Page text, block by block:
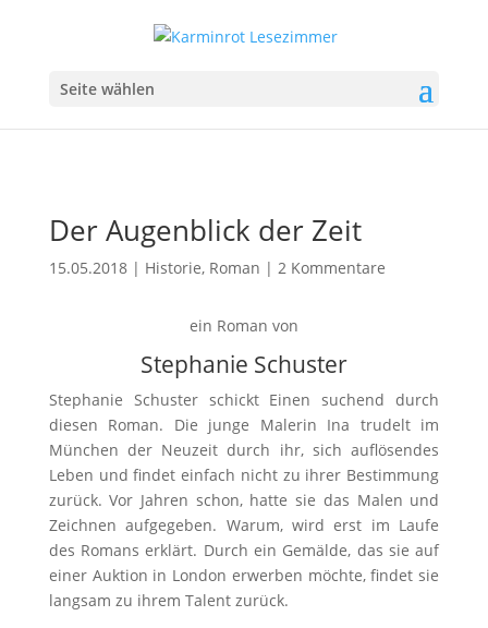
Seite wählen
Der Augenblick der Zeit
15.05.2018| Historie, Roman | 2 Kommentare
ein Roman von
Stephanie Schuster
Stephanie Schuster schickt Einen suchend durch
diesen Roman. Die junge Malerin Ina trudelt im
München der Neuzeit durch ihr, sich auflösendes
Leben und findet einfach nicht zu ihrer Bestimmung
zurück. Vor Jahren schon, hatte sie das Malen und
Zeichnen aufgegeben. Warum, wird erst im Laufe
des Romans erklärt. Durch ein Gemälde, das sie auf
einer Auktion in London erwerben möchte, findet sie
langsam zu ihrem Talent zurück.